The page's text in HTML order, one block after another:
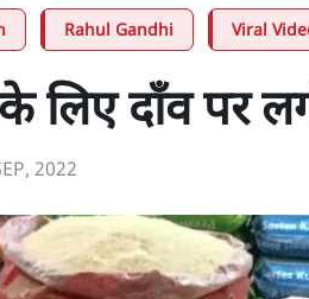
Rahul Gandhi Viral
लिए दाँव पर
2022